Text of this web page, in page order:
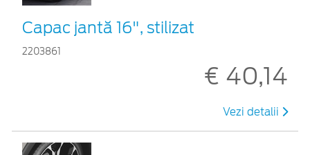
Capac jantă 16", stilizat
2203861
€ 40,14
Vezi detalii